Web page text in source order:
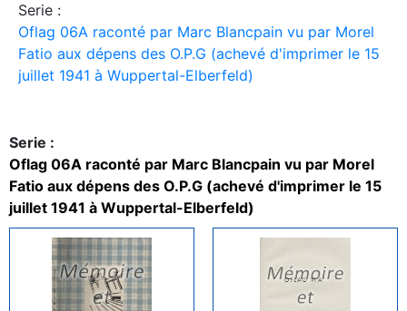
Serie :
Oflag 06A raconté par Marc Blancpain vu par Morel
Fatio aux dépens des O.P.G (achevé d'imprimer le 15
juillet 1941 à Wuppertal-Elberfeld)
Serie :
Oflag 06A raconté par Marc Blancpain vu par Morel
Fatio aux dépens des O.P.G (achevé d'imprimer le 15
juillet 1941 à Wuppertal-Elberfeld)